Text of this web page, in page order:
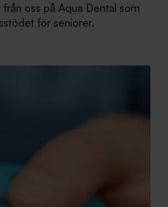
oss på Aqua Dental som
för seniorer.